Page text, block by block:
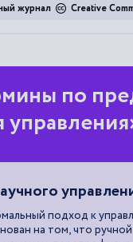
Creative
журнал
по
подход к
на том, что